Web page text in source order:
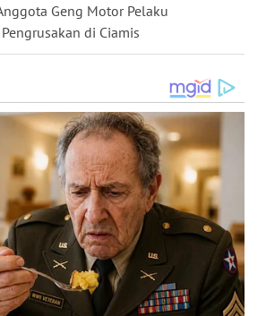
Geng Motor Pelaku
di Ciamis